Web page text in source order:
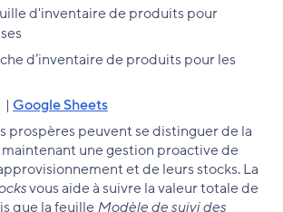
d’inventaire de produits pour les
| Google Sheets
prospères peuvent se distinguer de la
une gestion proactive de
et de leurs stocks. La
vous aide à suivre la valeur totale de
que la feuilleModèle de suivi des